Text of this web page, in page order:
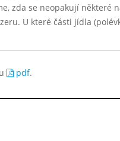
zda se neopakují některé
U které části jídla
pdf.